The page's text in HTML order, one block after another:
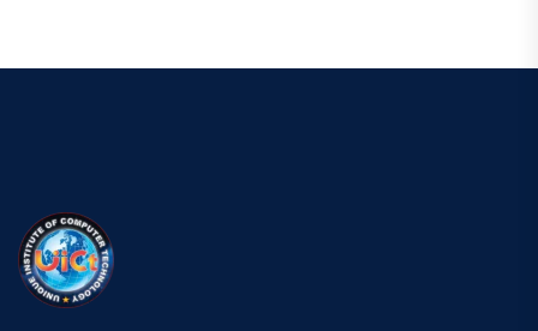
committed to providing quality computer education with
practical training, industry-oriented courses, and career-
focused certification programs.